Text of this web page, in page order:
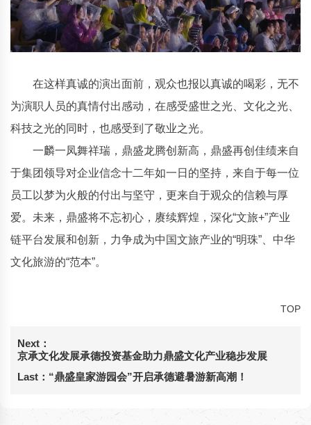
在这样真诚的演出面前，观众也报以真诚的喝彩，无不
为演职人员的真情付出感动，在感受盛世之光、文化之光、
科技之光的同时，也感受到了敬业之光。
一麟一凤舞祥瑞，鼎盛龙腾创新高，鼎盛再创佳绩来自
于集团领导对企业信念十二年如一日的坚持，来自于每一位
员工以梦为火般的付出与坚守，更来自于观众的信赖与厚
爱。未来，鼎盛将不忘初心，赓续辉煌，深化“文旅+”产业
链平台发展和创新，力争成为中国文旅产业的“明珠”、中华
文化旅游的“范本”。
TOP
Next：
京承文化发展承德投资基金助力鼎盛文化产业稳步发展
Last： “鼎盛皇家游园会”开启承德避暑游新高潮！